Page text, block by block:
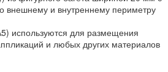
внешнему и внутреннему периметру
используются для размещения
и любых других материалов